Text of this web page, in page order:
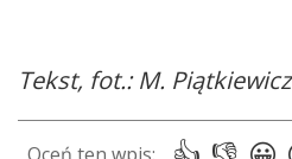
Tekst, fot.: M. Piątkiewicz